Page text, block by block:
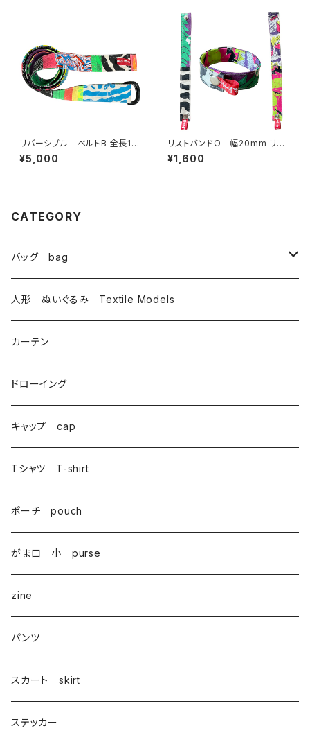
リバーシブル ベルトB 全長115
cm 幅3.8cm
¥5,000
リストバンドO 幅20mm リバ
ーシブル
¥1,600
CATEGORY
バッグ bag
トートバッグ totebag
サコッシュ Sacoche
がま口 大 mini bag
巾着 Drawstring
人形 ぬいぐるみ Textile Models
カーテン
ドローイング
キャップ cap
Tシャツ T-shirt
ポーチ pouch
がま口 小 purse
zine
パンツ
スカート skirt
ステッカー